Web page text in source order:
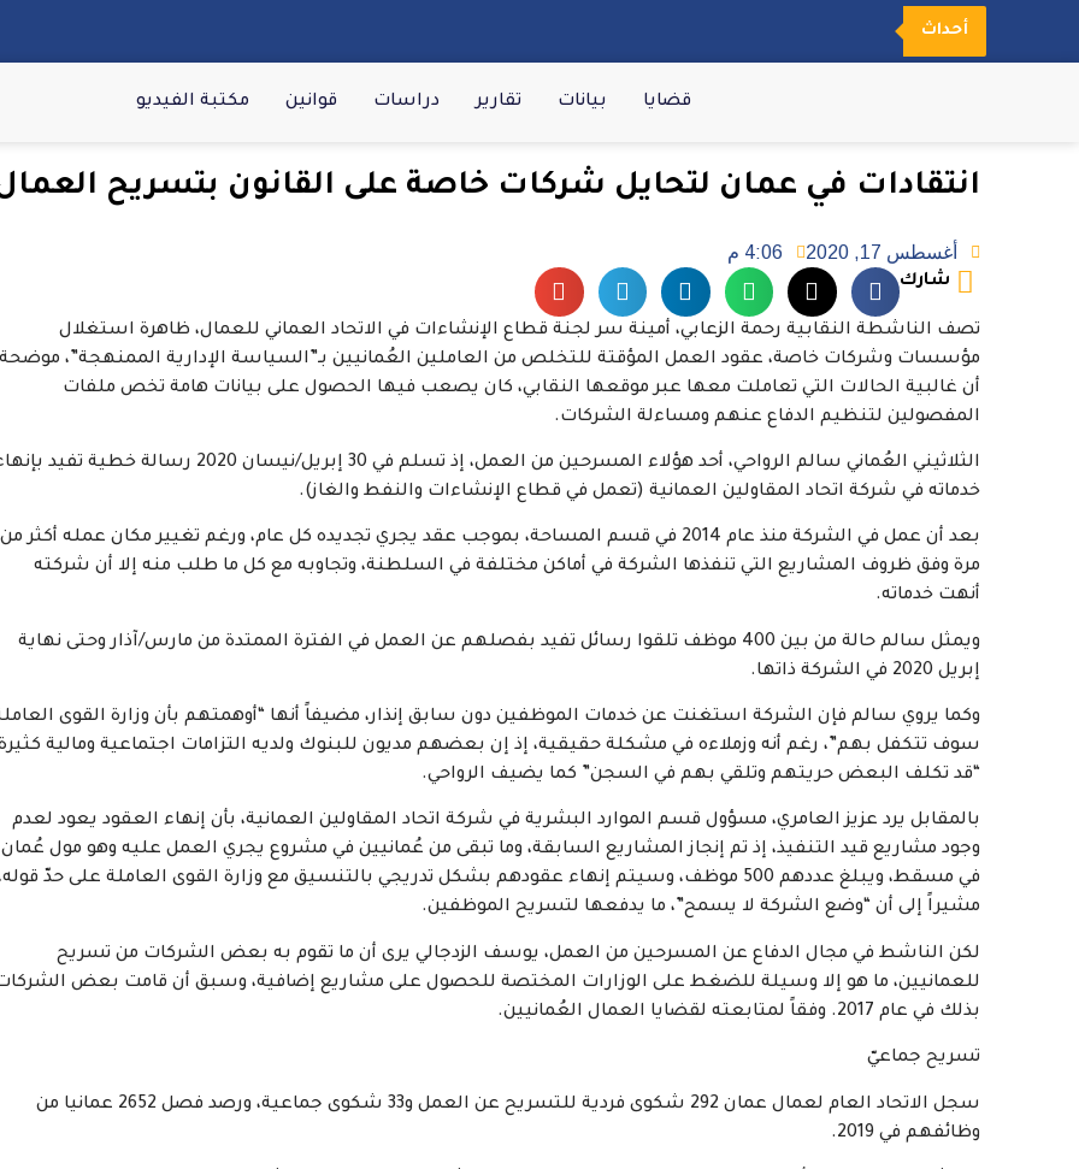
أحداث
قضايا بيانات تقارير دراسات قوانين مكتبة الفيديو
انتقادات في عمان لتحايل شركات خاصة على القانون بتسريح
أغسطس 17, 2020 4:06 م
شارك
تصف الناشطة النقابية رحمة الزعابي، أمينة سر لجنة قطاع الإنشاءات في الاتحاد العماني للعمال، ظاهرة استغلال
مؤسسات وشركات خاصة، عقود العمل المؤقتة للتخلص من العاملين العُمانيين بـ”السياسة الإدارية الممنهجة”، موضحة
أن غالبية الحالات التي تعاملت معها عبر موقعها النقابي، كان يصعب فيها الحصول على بيانات هامة تخص ملفات
المفصولين لتنظيم الدفاع عنهم ومساءلة الشركات.
الثلاثيني العُماني سالم الرواحي، أحد هؤلاء المسرحين من العمل، إذ تسلم في 30 إبريل/نيسان 2020 رسالة خطية تفيد
خدماته في شركة اتحاد المقاولين العمانية (تعمل في قطاع الإنشاءات والنفط والغاز).
بعد أن عمل في الشركة منذ عام 2014 في قسم المساحة، بموجب عقد يجري تجديده كل عام، ورغم تغيير مكان عمله أكثر من
مرة وفق ظروف المشاريع التي تنفذها الشركة في أماكن مختلفة في السلطنة، وتجاوبه مع كل ما طلب منه إلا أن شركته
أنهت خدماته.
ويمثل سالم حالة من بين 400 موظف تلقوا رسائل تفيد بفصلهم عن العمل في الفترة الممتدة من مارس/آذار وحتى نهاية
إبريل 2020 في الشركة ذاتها.
وكما يروي سالم فإن الشركة استغنت عن خدمات الموظفين دون سابق إنذار، مضيفاً أنها “أوهمتهم بأن وزارة القوى
سوف تتكفل بهم”، رغم أنه وزملاءه في مشكلة حقيقية، إذ إن بعضهم مديون للبنوك ولديه التزامات اجتماعية ومالية
“قد تكلف البعض حريتهم وتلقي بهم في السجن” كما يضيف الرواحي.
بالمقابل يرد عزيز العامري، مسؤول قسم الموارد البشرية في شركة اتحاد المقاولين العمانية، بأن إنهاء العقود يعود لعدم
وجود مشاريع قيد التنفيذ، إذ تم إنجاز المشاريع السابقة، وما تبقى من عُمانيين في مشروع يجري العمل عليه وهو مول عُمان
في مسقط، ويبلغ عددهم 500 موظف، وسيتم إنهاء عقودهم بشكل تدريجي بالتنسيق مع وزارة القوى العاملة على حدّ
مشيراً إلى أن “وضع الشركة لا يسمح”، ما يدفعها لتسريح الموظفين.
لكن الناشط في مجال الدفاع عن المسرحين من العمل، يوسف الزدجالي يرى أن ما تقوم به بعض الشركات من تسريح
للعمانيين، ما هو إلا وسيلة للضغط على الوزارات المختصة للحصول على مشاريع إضافية، وسبق أن قامت بعض
بذلك في عام 2017. وفقاً لمتابعته لقضايا العمال العُمانيين.
تسريح جماعيّ
سجل الاتحاد العام لعمال عمان 292 شكوى فردية للتسريح عن العمل و33 شكوى جماعية، ورصد فصل 2652 عمانيا من
وظائفهم في 2019.